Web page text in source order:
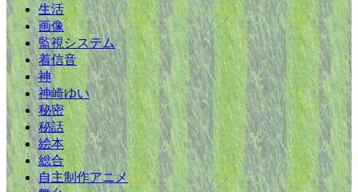
生活
画像
監視システム
着信音
神
神崎ゆい
秘密
秘話
絵本
総合
自主制作アニメ